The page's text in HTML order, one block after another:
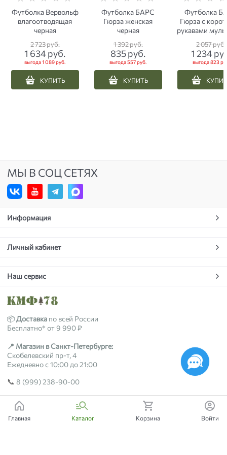
Футболка Вервольф
влагоотводящая
черная
2 723 руб.
1 634 руб.
выгода1 089 руб.
КУПИТЬ
Футболка БАРС
Гюрза женская
черная
1 392 руб.
835 руб.
выгода557 руб.
КУПИТЬ
Футболка
Гюрза с
рукавами
2 057 руб.
1 234
выгода823
МЫ В СОЦ СЕТЯХ
Информация
Личный кабинет
Наш сервис
📦Доставка по всей России
Бесплатно* от 9 990 ₽
📍 Магазин в Санкт-Петербурге:
Скобелевский пр-т, 4
Ежедневно с 10:00 до 21:00
📞 8 (999) 238-90-00
2018-2026 © kmf78.ru
Главная Каталог Корзина Войти